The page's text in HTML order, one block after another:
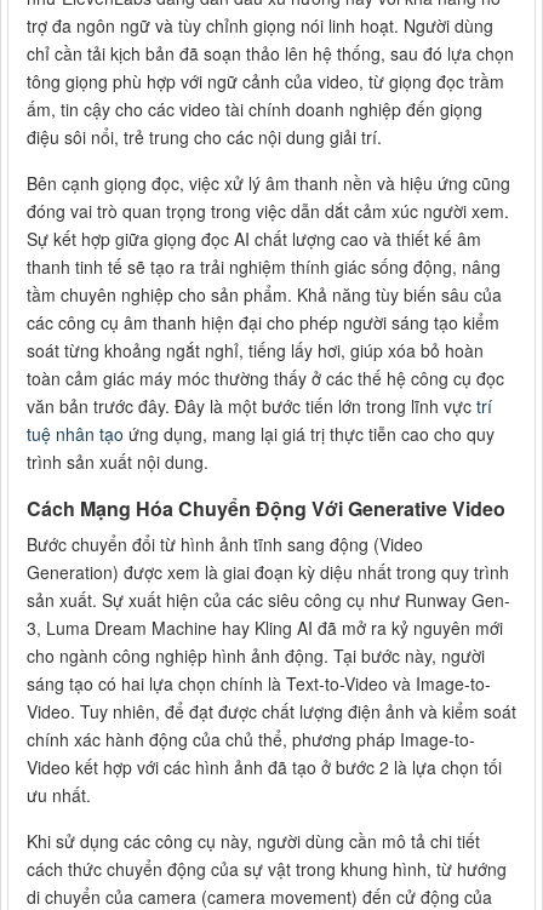
trợ đa ngôn ngữ và tùy chỉnh giọng nói linh hoạt. Người dùng
chỉ cần tải kịch bản đã soạn thảo lên hệ thống, sau đó lựa chọn
tông giọng phù hợp với ngữ cảnh của video, từ giọng đọc trầm
ấm, tin cậy cho các video tài chính doanh nghiệp đến giọng
điệu sôi nổi, trẻ trung cho các nội dung giải trí.
Bên cạnh giọng đọc, việc xử lý âm thanh nền và hiệu ứng cũng
đóng vai trò quan trọng trong việc dẫn dắt cảm xúc người xem.
Sự kết hợp giữa giọng đọc AI chất lượng cao và thiết kế âm
thanh tinh tế sẽ tạo ra trải nghiệm thính giác sống động, nâng
tầm chuyên nghiệp cho sản phẩm. Khả năng tùy biến sâu của
các công cụ âm thanh hiện đại cho phép người sáng tạo kiểm
soát từng khoảng ngắt nghỉ, tiếng lấy hơi, giúp xóa bỏ hoàn
toàn cảm giác máy móc thường thấy ở các thế hệ công cụ đọc
văn bản trước đây. Đây là một bước tiến lớn trong lĩnh vực trí
tuệ nhân tạo ứng dụng, mang lại giá trị thực tiễn cao cho quy
trình sản xuất nội dung.
Cách Mạng Hóa Chuyển Động Với Generative Video
Bước chuyển đổi từ hình ảnh tĩnh sang động (Video
Generation) được xem là giai đoạn kỳ diệu nhất trong quy trình
sản xuất. Sự xuất hiện của các siêu công cụ như Runway Gen-
3, Luma Dream Machine hay Kling AI đã mở ra kỷ nguyên mới
cho ngành công nghiệp hình ảnh động. Tại bước này, người
sáng tạo có hai lựa chọn chính là Text-to-Video và Image-to-
Video. Tuy nhiên, để đạt được chất lượng điện ảnh và kiểm soát
chính xác hành động của chủ thể, phương pháp Image-to-
Video kết hợp với các hình ảnh đã tạo ở bước 2 là lựa chọn tối
ưu nhất.
Khi sử dụng các công cụ này, người dùng cần mô tả chi tiết
cách thức chuyển động của sự vật trong khung hình, từ hướng
di chuyển của camera (camera movement) đến cử động của